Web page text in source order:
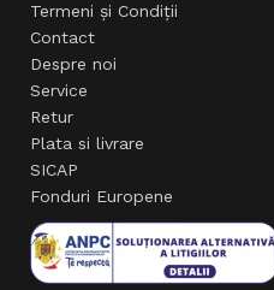
Termeni și Condiții
Contact
Despre noi
Service
Retur
Plata si livrare
SICAP
Fonduri Europene